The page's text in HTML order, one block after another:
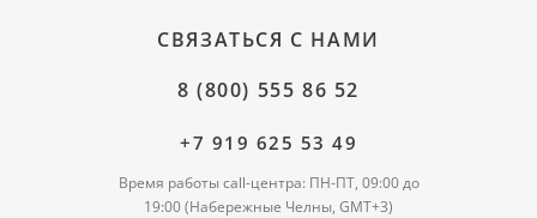
СВЯЗАТЬСЯ С НАМИ
8 (800) 555 86 52
+7 919 625 53 49
Время работы call-центра: ПН-ПТ, 09:00 до
19:00 (Набережные Челны, GMT+3)